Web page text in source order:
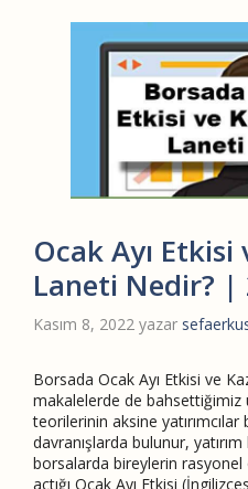
Ocak Ayı Etkisi
Laneti Nedir? |
Kasım 8, 2022 yazar
Borsada Ocak Ayı Etkisi ve
makalelerde de bahsettiğimiz
teorilerinin aksine
davranışlarda bulunur, yatırım
borsalarda bireylerin rasyonel
açtığı Ocak Ayı Etkisi